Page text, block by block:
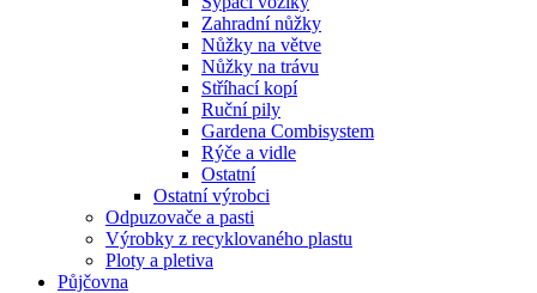
Zahradní nůžky
Nůžky na větve
Nůžky na trávu
Stříhací kopí
Ruční pily
Gardena Combisystem
Rýče a vidle
Ostatní
Ostatní výrobci
Odpuzovače a pasti
Výrobky z recyklovaného plastu
Ploty a pletiva
Půjčovna